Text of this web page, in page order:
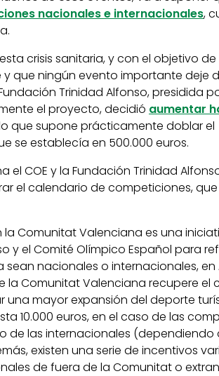
nacionales e internacionales,
crisis sanitaria, y con el objetivo
que ningún evento importante deje
Trinidad Alfonso, presidida
el proyecto, decidió aumentar
que supone prácticamente doblar el
se establecía en 500.000 euros.
COE y la Fundación Trinidad
el calendario de competiciones,
Comunitat Valenciana es una
y el Comité Olímpico Español para
nacionales o internacionales, en
la Comunitat Valenciana recupere el
mayor expansión del deporte
10.000 euros, en el caso de las
de las internacionales (dependiendo
existen una serie de incentivos
de fuera de la Comunitat o